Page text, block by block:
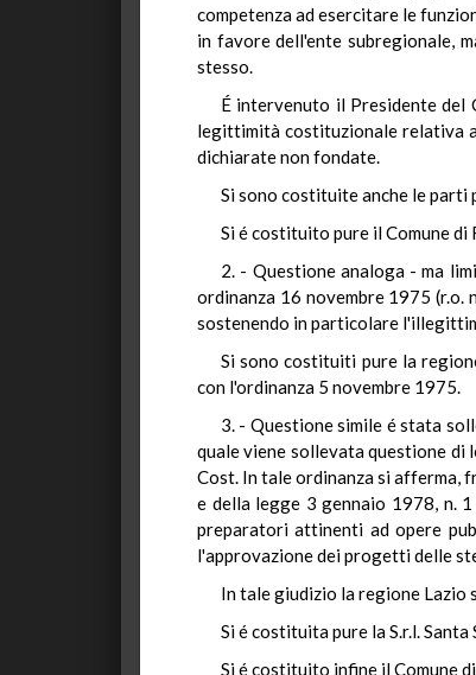
competenza ad esercitare le
in favore dell'ente subregionale,
stesso.
É intervenuto il Presidente del
legittimità costituzionale relativa
dichiarate non fondate.
Si sono costituite anche le parti
Si é costituito pure il Comune
2. - Questione analoga - ma
ordinanza 16 novembre 1975
sostenendo in particolare
Si sono costituiti pure la
con l'ordinanza 5 novembre 1975.
3. - Questione simile é stata
quale viene sollevata questione
Cost. In tale ordinanza si afferma,
e della legge 3 gennaio 1978, n.
preparatori attinenti ad opere
l'approvazione dei progetti delle
In tale giudizio la regione Lazio
Si é costituita pure la S.r.l.
Si é costituito infine il Comune